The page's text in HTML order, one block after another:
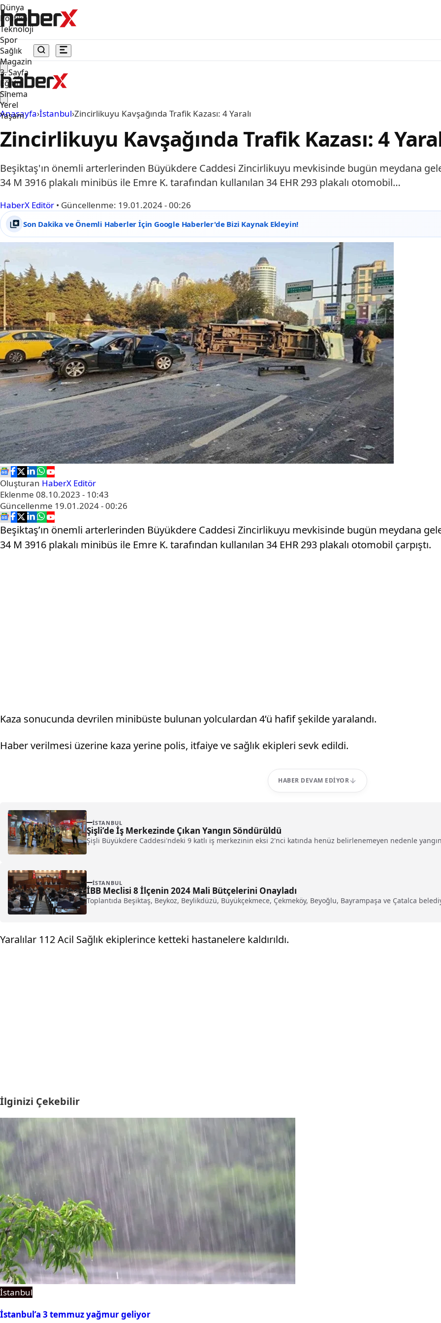
Dünya
Politika
Teknoloji
Spor
Sağlık
Magazin
3. Sayfa
Eğitim
Sinema
Yerel
Yaşam
Anasayfa›İstanbul›Zincirlikuyu Kavşağında Trafik Kazası: 4 Yaralı
Zincirlikuyu Kavşağında Trafik Kazası: 4
Beşiktaş'ın önemli arterlerinden Büyükdere Caddesi Zincirlikuyu mevkisinde bugün meydana
34 M 3916 plakalı minibüs ile Emre K. tarafından kullanılan 34 EHR 293 plakalı otomobil…
HaberX Editör • Güncellenme: 19.01.2024 - 00:26
Son Dakika ve Önemli Haberler İçin Google Haberler'de Bizi Kaynak Ekleyin!
Oluşturan HaberX Editör
Eklenme 08.10.2023 - 10:43
Güncellenme 19.01.2024 - 00:26
Beşiktaş’ın önemli arterlerinden Büyükdere Caddesi Zincirlikuyu mevkisinde bugün meydana
34 M 3916 plakalı minibüs ile Emre K. tarafından kullanılan 34 EHR 293 plakalı otomobil çarpıştı.
Kaza sonucunda devrilen minibüste bulunan yolculardan 4’ü hafif şekilde yaralandı.
Haber verilmesi üzerine kaza yerine polis, itfaiye ve sağlık ekipleri sevk edildi.
HABER DEVAM EDIYOR
İSTANBUL
Şişli’de İş Merkezinde Çıkan Yangın Söndürüldü
Şişli Büyükdere Caddesi'ndeki 9 katlı iş merkezinin eksi 2'nci katında henüz belirlenemeyen nedenle
İSTANBUL
İBB Meclisi 8 İlçenin 2024 Mali Bütçelerini Onayladı
Toplantıda Beşiktaş, Beykoz, Beylikdüzü, Büyükçekmece, Çekmeköy, Beyoğlu, Bayrampaşa ve Çatalca
Yaralılar 112 Acil Sağlık ekiplerince ketteki hastanelere kaldırıldı.
İlginizi Çekebilir
İstanbul
İstanbul’a 3 temmuz yağmur geliyor